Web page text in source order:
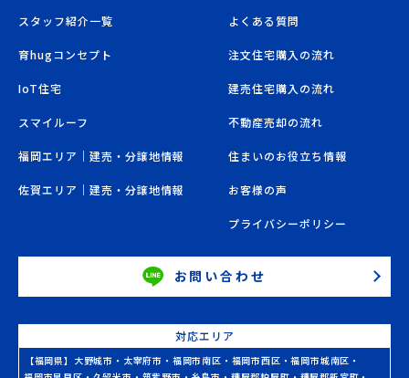
スタッフ紹介一覧
育hugコンセプト
IoT住宅
スマイルーフ
福岡エリア｜建売・分譲地情報
佐賀エリア｜建売・分譲地情報
よくある質問
注文住宅購入の流れ
建売住宅購入の流れ
不動産売却の流れ
住まいのお役立ち情報
お客様の声
プライバシーポリシー
お問い合わせ
対応エリア
【福岡県】 大野城市 ・ 太宰府市 ・ 福岡市南区 ・ 福岡市西区 ・福岡市城南区 ・